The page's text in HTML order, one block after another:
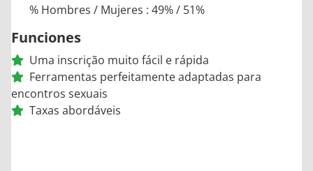
% Hombres / Mujeres : 49% / 51%
Funciones
Uma inscrição muito fácil e rápida
Ferramentas perfeitamente adaptadas para
encontros sexuais
Taxas abordáveis